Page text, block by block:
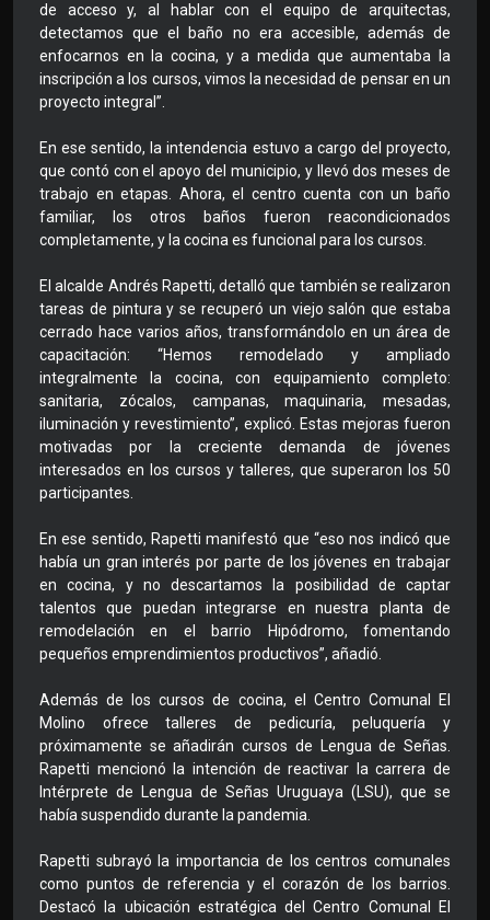
de acceso y, al hablar con el equipo de arquitectas,
detectamos que el baño no era accesible, además de
enfocarnos en la cocina, y a medida que aumentaba la
inscripción a los cursos, vimos la necesidad de pensar en un
proyecto integral”.
En ese sentido, la intendencia estuvo a cargo del proyecto,
que contó con el apoyo del municipio, y llevó dos meses de
trabajo en etapas. Ahora, el centro cuenta con un baño
familiar, los otros baños fueron reacondicionados
completamente, y la cocina es funcional para los cursos.
El alcalde Andrés Rapetti, detalló que también se realizaron
tareas de pintura y se recuperó un viejo salón que estaba
cerrado hace varios años, transformándolo en un área de
capacitación: “Hemos remodelado y ampliado
integralmente la cocina, con equipamiento completo:
sanitaria, zócalos, campanas, maquinaria, mesadas,
iluminación y revestimiento”, explicó. Estas mejoras fueron
motivadas por la creciente demanda de jóvenes
interesados en los cursos y talleres, que superaron los 50
participantes.
En ese sentido, Rapetti manifestó que “eso nos indicó que
había un gran interés por parte de los jóvenes en trabajar
en cocina, y no descartamos la posibilidad de captar
talentos que puedan integrarse en nuestra planta de
remodelación en el barrio Hipódromo, fomentando
pequeños emprendimientos productivos”, añadió.
Además de los cursos de cocina, el Centro Comunal El
Molino ofrece talleres de pedicuría, peluquería y
próximamente se añadirán cursos de Lengua de Señas.
Rapetti mencionó la intención de reactivar la carrera de
Intérprete de Lengua de Señas Uruguaya (LSU), que se
había suspendido durante la pandemia.
Rapetti subrayó la importancia de los centros comunales
como puntos de referencia y el corazón de los barrios.
Destacó la ubicación estratégica del Centro Comunal El